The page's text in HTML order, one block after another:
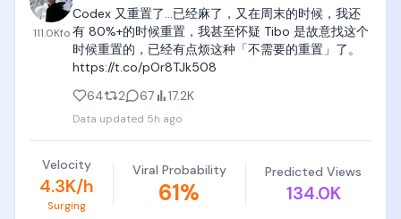
111.0Kfo
Codex 又重置了…已经麻了，又在周末的时候，我还
有 80%+的时候重置，我甚至怀疑 Tibo 是故意找这个
时候重置的，已经有点烦这种「不需要的重置」了。
https://t.co/pOr8TJk508
64
2 67 17.2K
Data updated 5h ago
Velocity
4.3K/h
Surging
Viral Probability
61%
Predicted Views
134.0K